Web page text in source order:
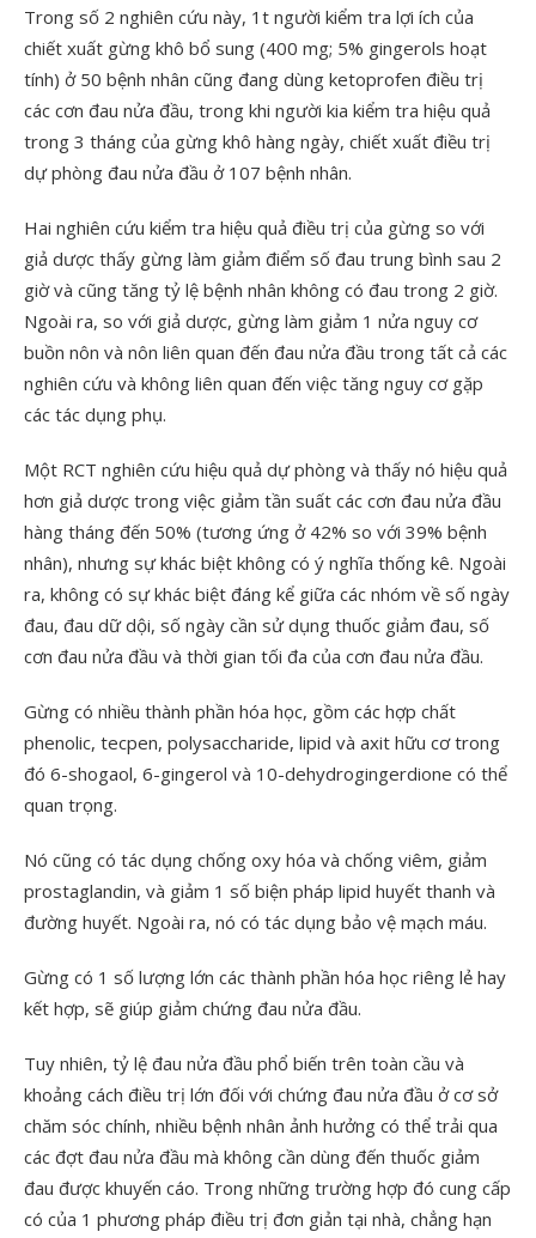
Trong số 2 nghiên cứu này, 1t người kiểm tra lợi ích của
chiết xuất gừng khô bổ sung (400 mg; 5% gingerols hoạt
tính) ở 50 bệnh nhân cũng đang dùng ketoprofen điều trị
các cơn đau nửa đầu, trong khi người kia kiểm tra hiệu quả
trong 3 tháng của gừng khô hàng ngày, chiết xuất điều trị
dự phòng đau nửa đầu ở 107 bệnh nhân.
Hai nghiên cứu kiểm tra hiệu quả điều trị của gừng so với
giả dược thấy gừng làm giảm điểm số đau trung bình sau 2
giờ và cũng tăng tỷ lệ bệnh nhân không có đau trong 2 giờ.
Ngoài ra, so với giả dược, gừng làm giảm 1 nửa nguy cơ
buồn nôn và nôn liên quan đến đau nửa đầu trong tất cả các
nghiên cứu và không liên quan đến việc tăng nguy cơ gặp
các tác dụng phụ.
Một RCT nghiên cứu hiệu quả dự phòng và thấy nó hiệu quả
hơn giả dược trong việc giảm tần suất các cơn đau nửa đầu
hàng tháng đến 50% (tương ứng ở 42% so với 39% bệnh
nhân), nhưng sự khác biệt không có ý nghĩa thống kê. Ngoài
ra, không có sự khác biệt đáng kể giữa các nhóm về số ngày
đau, đau dữ dội, số ngày cần sử dụng thuốc giảm đau, số
cơn đau nửa đầu và thời gian tối đa của cơn đau nửa đầu.
Gừng có nhiều thành phần hóa học, gồm các hợp chất
phenolic, tecpen, polysaccharide, lipid và axit hữu cơ trong
đó 6-shogaol, 6-gingerol và 10-dehydrogingerdione có thể
quan trọng.
Nó cũng có tác dụng chống oxy hóa và chống viêm, giảm
prostaglandin, và giảm 1 số biện pháp lipid huyết thanh và
đường huyết. Ngoài ra, nó có tác dụng bảo vệ mạch máu.
Gừng có 1 số lượng lớn các thành phần hóa học riêng lẻ hay
kết hợp, sẽ giúp giảm chứng đau nửa đầu.
Tuy nhiên, tỷ lệ đau nửa đầu phổ biến trên toàn cầu và
khoảng cách điều trị lớn đối với chứng đau nửa đầu ở cơ sở
chăm sóc chính, nhiều bệnh nhân ảnh hưởng có thể trải qua
các đợt đau nửa đầu mà không cần dùng đến thuốc giảm
đau được khuyến cáo. Trong những trường hợp đó cung cấp
có của 1 phương pháp điều trị đơn giản tại nhà, chẳng hạn